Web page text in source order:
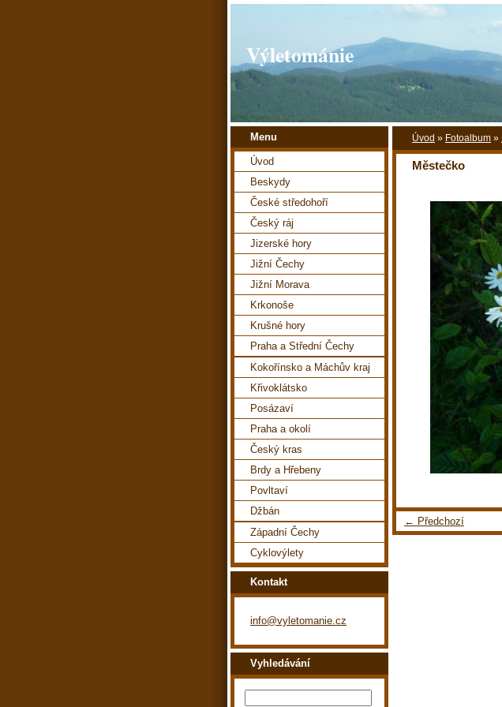
Výletománie
Úvod » Fotoalbum »
Městečko
← Předchozí
Menu
Úvod
Beskydy
České středohoří
Český ráj
Jizerské hory
Jižní Čechy
Jižní Morava
Krkonoše
Krušné hory
Praha a Střední Čechy
Kokořínsko a Máchův kraj
Křivoklátsko
Posázaví
Praha a okolí
Český kras
Brdy a Hřebeny
Povltaví
Džbán
Západní Čechy
Cyklovýlety
Kontakt
info@vyletomanie.cz
Vyhledávání